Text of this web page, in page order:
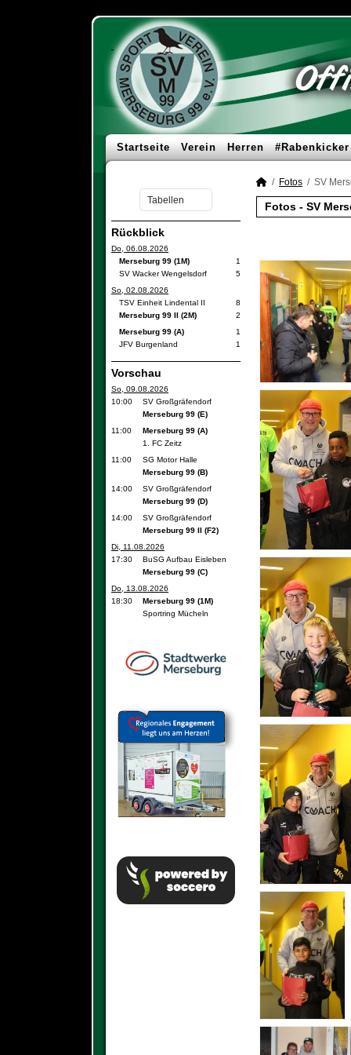
Startseite Verein Herren #Rabenkicker
Rückblick
Do, 06.08.2026
Merseburg 99 (1M)
1
SV Wacker Wengelsdorf
5
So, 02.08.2026
TSV Einheit Lindental II
8
Merseburg 99 II (2M)
2
Merseburg 99 (A)
1
JFV Burgenland
1
Vorschau
So, 09.08.2026
10:00
SV Großgräfendorf
Merseburg 99 (E)
11:00
Merseburg 99 (A)
1. FC Zeitz
11:00
SG Motor Halle
Merseburg 99 (B)
14:00
SV Großgräfendorf
Merseburg 99 (D)
14:00
SV Großgräfendorf
Merseburg 99 II (F2)
Di, 11.08.2026
17:30
BuSG Aufbau Eisleben
Merseburg 99 (C)
Do, 13.08.2026
18:30
Merseburg 99 (1M)
Sportring Mücheln
Fotos SV
Fotos - SV